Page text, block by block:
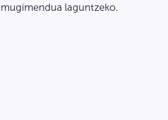
mugimendua laguntzeko.